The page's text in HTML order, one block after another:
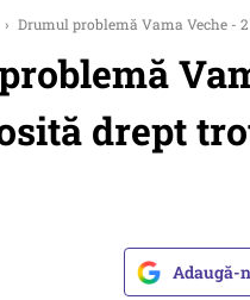
› Drumul problemă Vama Veche -
drept
Adaugă-